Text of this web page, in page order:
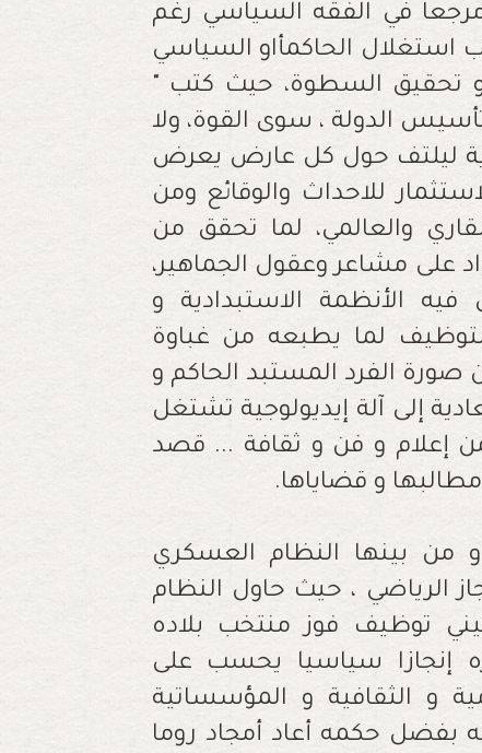
مرجعا في الفقه السياسي رغم
في باب استغلال الحاكمأاو السياسي
تحقيق السطوة، حيث كتب "
الدولة ، سوى القوة، ولا
ليلتف حول كل عارض يعرض
للاحداث والوقائع ومن
والعالمي، لما تحقق من
على مشاعر وعقول الجماهير،
الأنظمة الاستبدادية و
لما يطبعه من غباوة
الفرد المستبد الحاكم و
إلى آلة إيديولوجية تشتغل
من إعلام و فن و ثقافة ... قصد
و قضاياها.
من بينها النظام العسكري
الرياضي ، حيث حاول النظام
توظيف فوز منتخب بلاده
سنتي 1934 و 1938 باعتباره إنجازا سياسيا يحسب على
و الثقافية و المؤسساتية
بفضل حكمه أعاد أمجاد روما